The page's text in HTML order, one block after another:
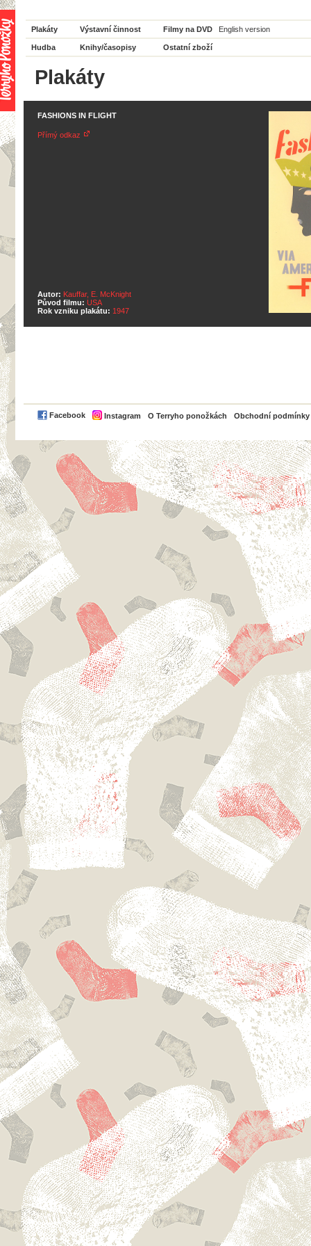
Plakáty Výstavní činnost Filmy na DVD English version
Hudba Knihy/časopisy Ostatní zboží
Plakáty
FASHIONS IN FLIGHT
Přímý odkaz
Autor: Kauffar, E. McKnight
Původ filmu: USA
Rok vzniku plakátu: 1947
Facebook Instagram O Terryho ponožkách Obchodní podmínky
PayPal